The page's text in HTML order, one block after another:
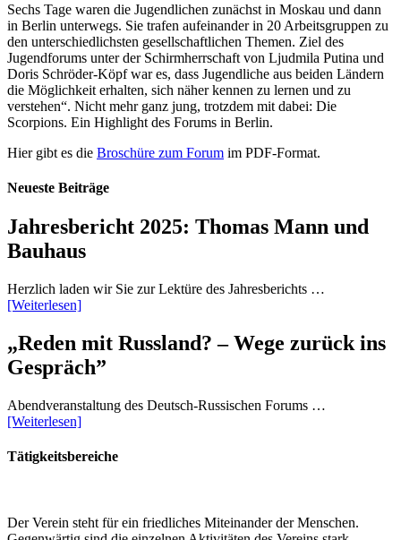
Sechs Tage waren die Jugendlichen zunächst in Moskau und dann
in Berlin unterwegs. Sie trafen aufeinander in 20 Arbeitsgruppen zu
den unterschiedlichsten gesellschaftlichen Themen. Ziel des
Jugendforums unter der Schirmherrschaft von Ljudmila Putina und
Doris Schröder-Köpf war es, dass Jugendliche aus beiden Ländern
die Möglichkeit erhalten, sich näher kennen zu lernen und zu
verstehen“. Nicht mehr ganz jung, trotzdem mit dabei: Die
Scorpions. Ein Highlight des Forums in Berlin.
Hier gibt es die Broschüre zum Forum im PDF-Format.
Neueste Beiträge
Jahresbericht 2025: Thomas Mann und
Bauhaus
Herzlich laden wir Sie zur Lektüre des Jahresberichts …
[Weiterlesen]
„Reden mit Russland? – Wege zurück ins
Gespräch”
Abendveranstaltung des Deutsch-Russischen Forums …
[Weiterlesen]
Tätigkeitsbereiche
Der Verein steht für ein friedliches Miteinander der Menschen.